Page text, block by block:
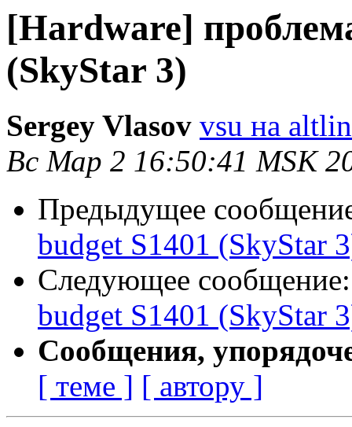
[Hardware]
(SkyStar 3)
Sergey Vlasov vsu на
Вс Мар 2 16:50:41 MSK
Предыдущее
budget S1401 (SkyStar
Следующее
budget S1401 (SkyStar
Сообщения,
[ теме ] [ автору ]